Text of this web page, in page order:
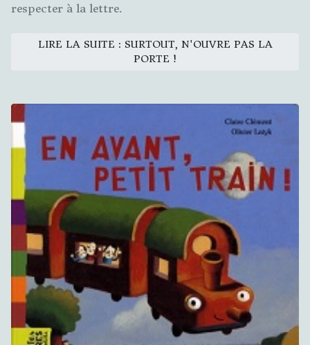
respecter à la lettre.
LIRE LA SUITE : SURTOUT, N'OUVRE PAS LA
PORTE !